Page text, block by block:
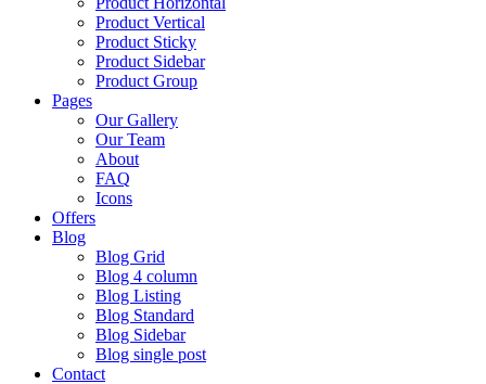
Product Vertical
Product Sticky
Product Sidebar
Product Group
Pages
Our Gallery
Our Team
About
FAQ
Icons
Offers
Blog
Blog Grid
Blog 4 column
Blog Listing
Blog Standard
Blog Sidebar
Blog single post
Contact